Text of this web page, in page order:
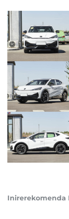
Inirerekomenda